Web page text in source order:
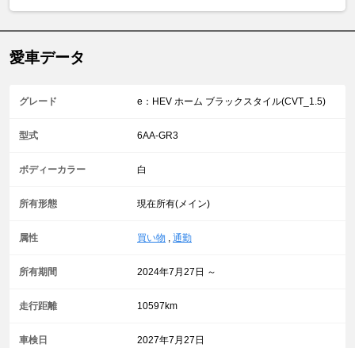
愛車データ
グレード e：HEV ホーム ブラックスタイル(CVT_1.5)
型式 6AA-GR3
ボディーカラー 白
所有形態 現在所有(メイン)
属性 買い物 , 通勤
所有期間 2024年7月27日 ～
走行距離 10597km
車検日 2027年7月27日